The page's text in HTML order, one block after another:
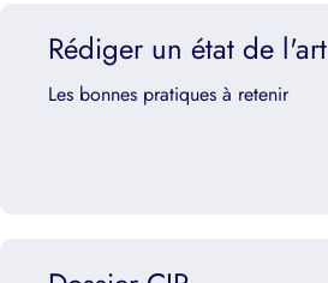
Rédiger un état de l'art
Les bonnes pratiques à retenir